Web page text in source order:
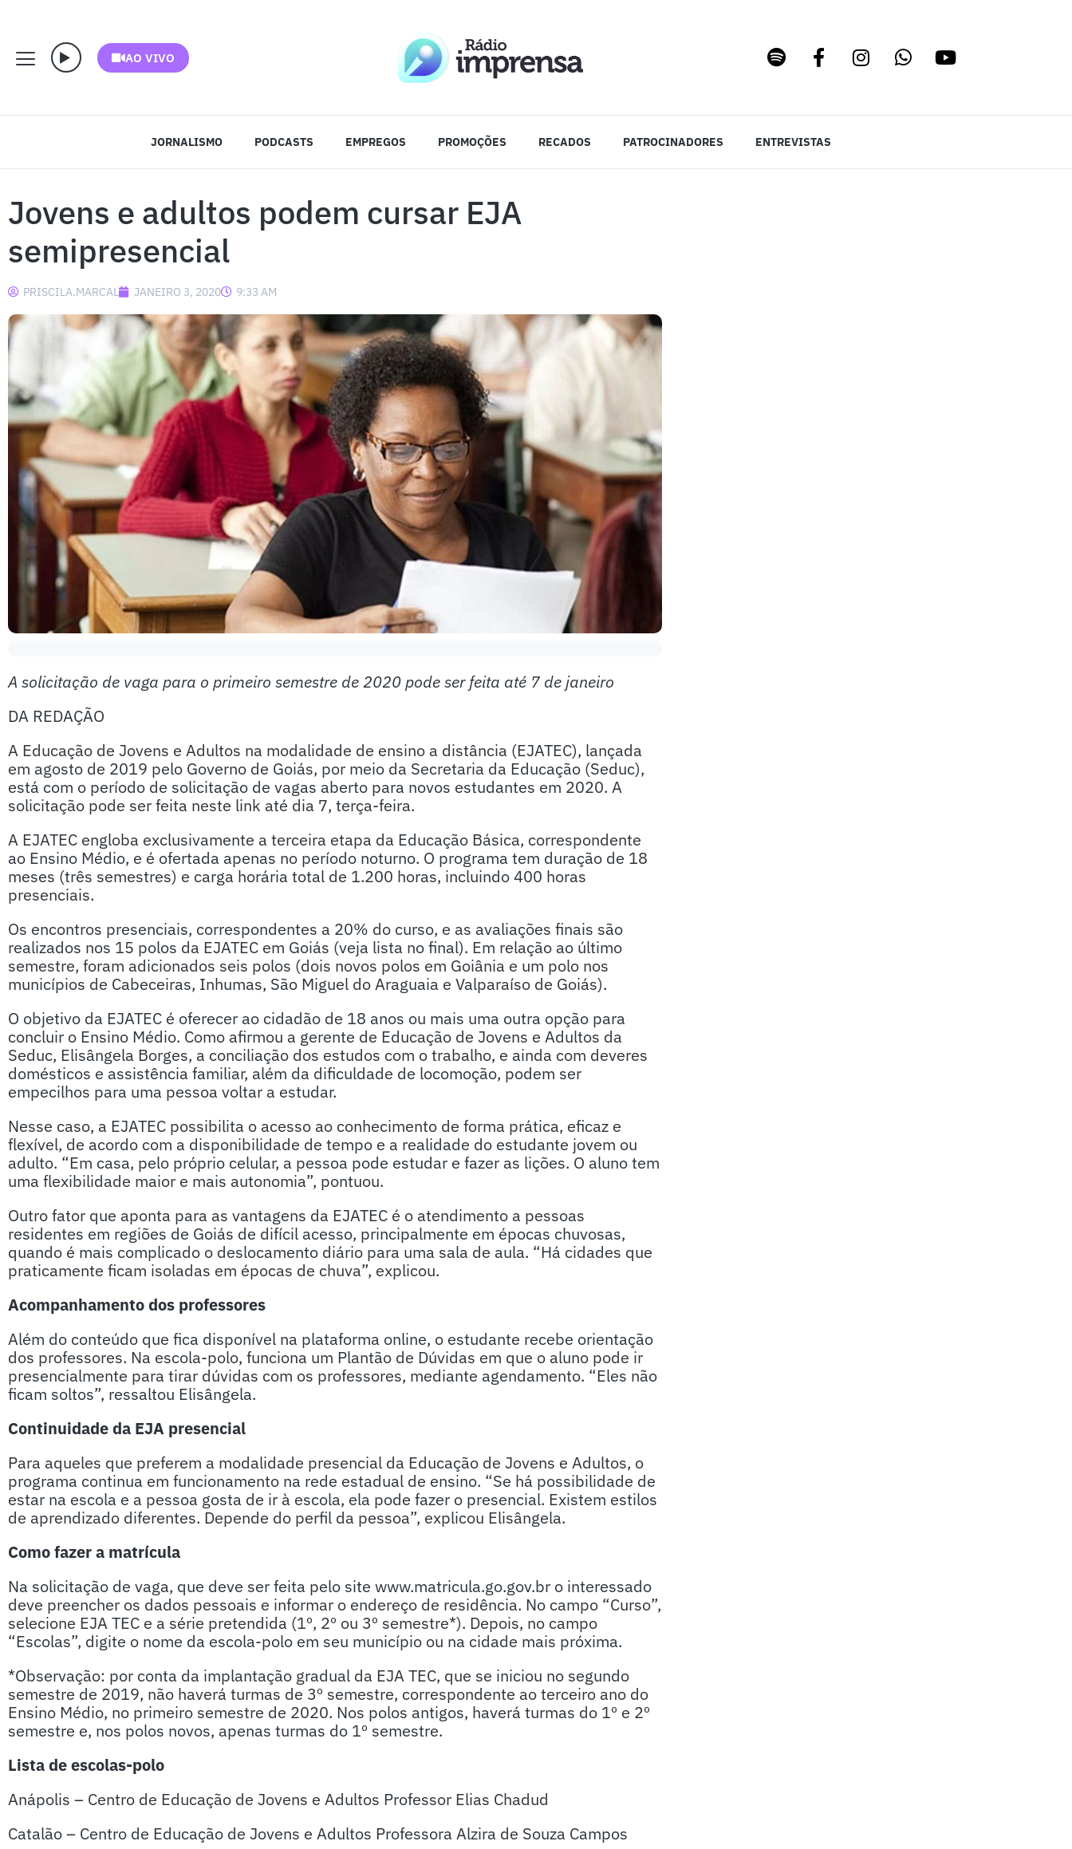
AO VIVO
JORNALISMO PODCASTS EMPREGOS PROMOÇÕES RECADOS PATROCINADORES ENTREVISTAS
Jovens e adultos podem cursar EJA
semipresencial
PRISCILA.MARCAL JANEIRO 3, 2020 9:33 AM
A solicitação de vaga para o primeiro semestre de 2020 pode ser feita até 7 de janeiro
DA REDAÇÃO
A Educação de Jovens e Adultos na modalidade de ensino a distância (EJATEC), lançada
em agosto de 2019 pelo Governo de Goiás, por meio da Secretaria da Educação (Seduc),
está com o período de solicitação de vagas aberto para novos estudantes em 2020. A
solicitação pode ser feita neste link até dia 7, terça-feira.
A EJATEC engloba exclusivamente a terceira etapa da Educação Básica, correspondente
ao Ensino Médio, e é ofertada apenas no período noturno. O programa tem duração de 18
meses (três semestres) e carga horária total de 1.200 horas, incluindo 400 horas
presenciais.
Os encontros presenciais, correspondentes a 20% do curso, e as avaliações finais são
realizados nos 15 polos da EJATEC em Goiás (veja lista no final). Em relação ao último
semestre, foram adicionados seis polos (dois novos polos em Goiânia e um polo nos
municípios de Cabeceiras, Inhumas, São Miguel do Araguaia e Valparaíso de Goiás).
O objetivo da EJATEC é oferecer ao cidadão de 18 anos ou mais uma outra opção para
concluir o Ensino Médio. Como afirmou a gerente de Educação de Jovens e Adultos da
Seduc, Elisângela Borges, a conciliação dos estudos com o trabalho, e ainda com deveres
domésticos e assistência familiar, além da dificuldade de locomoção, podem ser
empecilhos para uma pessoa voltar a estudar.
Nesse caso, a EJATEC possibilita o acesso ao conhecimento de forma prática, eficaz e
flexível, de acordo com a disponibilidade de tempo e a realidade do estudante jovem ou
adulto. “Em casa, pelo próprio celular, a pessoa pode estudar e fazer as lições. O aluno tem
uma flexibilidade maior e mais autonomia”, pontuou.
Outro fator que aponta para as vantagens da EJATEC é o atendimento a pessoas
residentes em regiões de Goiás de difícil acesso, principalmente em épocas chuvosas,
quando é mais complicado o deslocamento diário para uma sala de aula. “Há cidades que
praticamente ficam isoladas em épocas de chuva”, explicou.
Acompanhamento dos professores
Além do conteúdo que fica disponível na plataforma online, o estudante recebe orientação
dos professores. Na escola-polo, funciona um Plantão de Dúvidas em que o aluno pode ir
presencialmente para tirar dúvidas com os professores, mediante agendamento. “Eles não
ficam soltos”, ressaltou Elisângela.
Continuidade da EJA presencial
Para aqueles que preferem a modalidade presencial da Educação de Jovens e Adultos, o
programa continua em funcionamento na rede estadual de ensino. “Se há possibilidade de
estar na escola e a pessoa gosta de ir à escola, ela pode fazer o presencial. Existem estilos
de aprendizado diferentes. Depende do perfil da pessoa”, explicou Elisângela.
Como fazer a matrícula
Na solicitação de vaga, que deve ser feita pelo site www.matricula.go.gov.br o interessado
deve preencher os dados pessoais e informar o endereço de residência. No campo “Curso”,
selecione EJA TEC e a série pretendida (1º, 2º ou 3º semestre*). Depois, no campo
“Escolas”, digite o nome da escola-polo em seu município ou na cidade mais próxima.
*Observação: por conta da implantação gradual da EJA TEC, que se iniciou no segundo
semestre de 2019, não haverá turmas de 3º semestre, correspondente ao terceiro ano do
Ensino Médio, no primeiro semestre de 2020. Nos polos antigos, haverá turmas do 1º e 2º
semestre e, nos polos novos, apenas turmas do 1º semestre.
Lista de escolas-polo
Anápolis – Centro de Educação de Jovens e Adultos Professor Elias Chadud
Catalão – Centro de Educação de Jovens e Adultos Professora Alzira de Souza Campos